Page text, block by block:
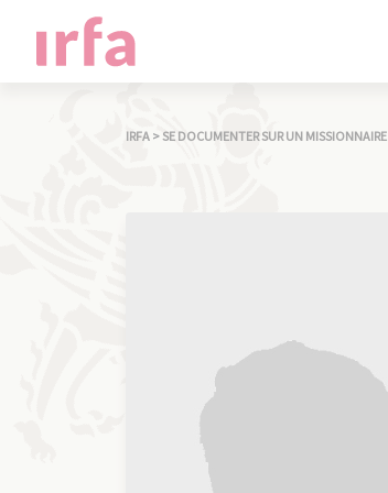
IRFA >SE DOCUMENTER SUR UN MISSIONNAIRE